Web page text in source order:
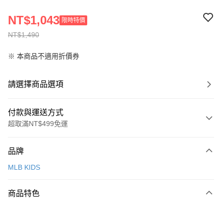
NT$1,490
NT$1,043 限時特價
※ 本商品不適用折價券
請選擇商品選項
付款與運送方式
超取滿NT$499免運
信用卡一次付款
LINE Pay
品牌
MLB KIDS
商品特色